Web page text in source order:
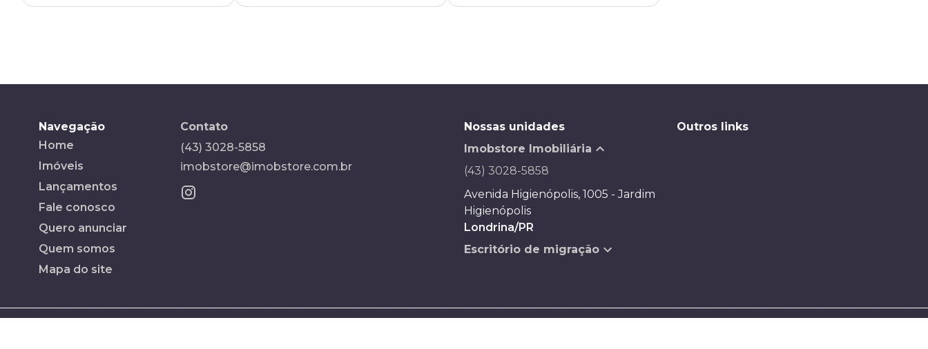
Navegação
Home
Imóveis
Lançamentos
Fale conosco
Quero anunciar
Quem somos
Mapa do site
Contato
(43) 3028-5858
imobstore@imobstore.com.br
Nossas unidades
Imobstore Imobiliária
(43) 3028-5858
Avenida Higienópolis, 1005 - Jardim
Higienópolis
Londrina/PR
Escritório de migração
Outros links